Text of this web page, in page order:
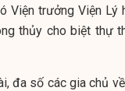
Viện trưởng Viện Lý
thủy cho biệt thự
đa số các gia chủ